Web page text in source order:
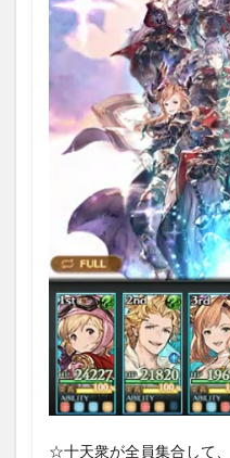
☆十天衆が全員集合して、